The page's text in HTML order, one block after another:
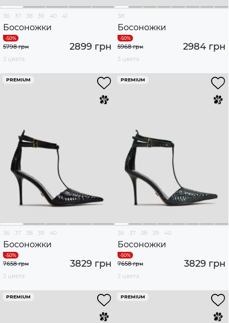
36 37 38 39 40 41
Босоножки
2899 грн
5798 грн
2 цвета
38
Босоножки
2984 грн
5968 грн
3 цвета
PREMIUM
36 37 38 39 40
Босоножки
3829 грн
7658 грн
2 цвета
PREMIUM
36 37 38 39 40
Босоножки
3829 грн
7658 грн
2 цвета
PREMIUM PREMIUM